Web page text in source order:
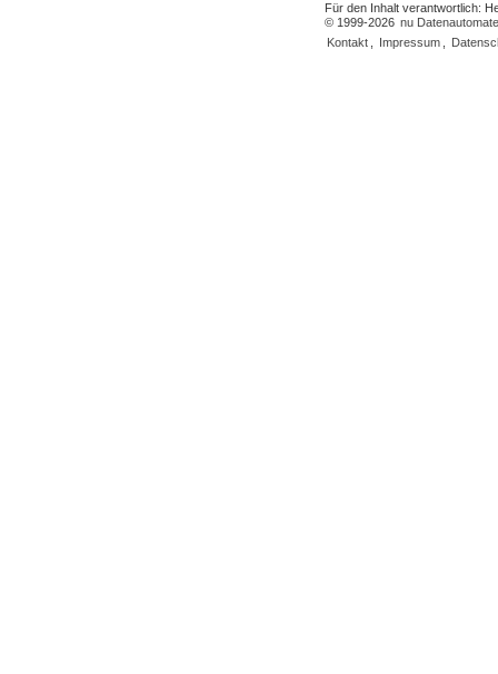
Für den Inhalt verantwortlich:
© 1999-2026 nu
Kontakt
Impressum